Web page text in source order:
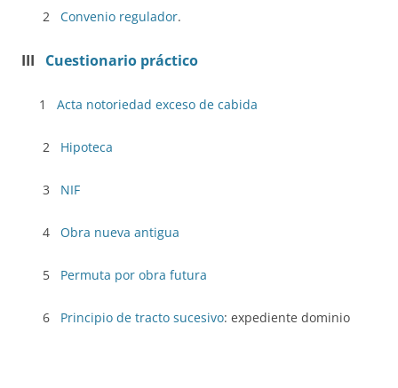
2 Convenio regulador.
III Cuestionario práctico
1 Acta notoriedad exceso de cabida
2 Hipoteca
3 NIF
4 Obra nueva antigua
5 Permuta por obra futura
6 Principio de tracto sucesivo: expediente dominio